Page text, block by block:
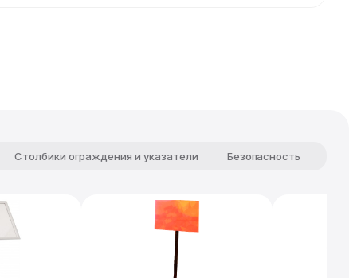
Столбики ограждения и указатели Безопасность